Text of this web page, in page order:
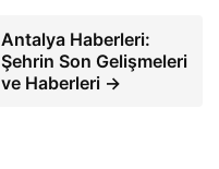
Antalya Haberleri:
Şehrin Son Gelişmeleri
ve Haberleri →